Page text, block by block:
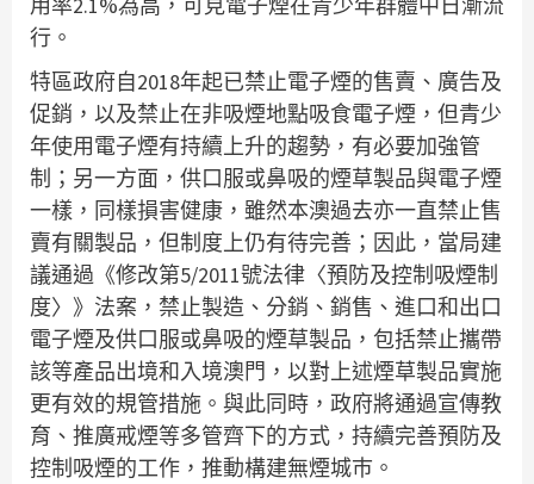
用率2.1%為高，可見電子煙在青少年群體中日漸流
行。
特區政府自2018年起已禁止電子煙的售賣、廣告及
促銷，以及禁止在非吸煙地點吸食電子煙，但青少
年使用電子煙有持續上升的趨勢，有必要加強管
制；另一方面，供口服或鼻吸的煙草製品與電子煙
一樣，同樣損害健康，雖然本澳過去亦一直禁止售
賣有關製品，但制度上仍有待完善；因此，當局建
議通過《修改第5/2011號法律〈預防及控制吸煙制
度〉》法案，禁止製造、分銷、銷售、進口和出口
電子煙及供口服或鼻吸的煙草製品，包括禁止攜帶
該等產品出境和入境澳門，以對上述煙草製品實施
更有效的規管措施。與此同時，政府將通過宣傳教
育、推廣戒煙等多管齊下的方式，持續完善預防及
控制吸煙的工作，推動構建無煙城巿。